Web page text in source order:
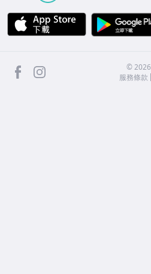
APP Store
facebook ©2026
服務條款